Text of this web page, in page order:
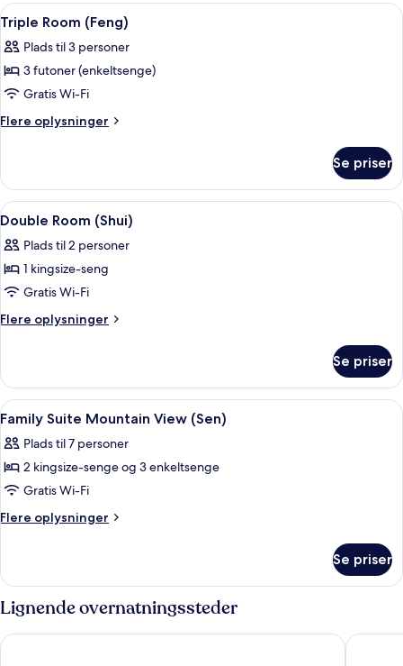
Indlæs
alle
billeder
af
Triple
Room
Dundyner, minibar, pengeskab på
6
Triple Room (Feng)
Plads til 3 personer
3 futoner (enkeltsenge)
Gratis Wi-Fi
Flere oplysninger
Flere
Room
(Feng)
Se priser
Indlæs
alle
billeder
af
Double
Room
Dundyner, minibar, pengeskab på
4
Double Room (Shui)
Plads til 2 personer
1 kingsize-seng
Gratis Wi-Fi
Flere oplysninger
Flere
Room
(Shui)
Se priser
Indlæs
alle
billeder
af
Family
Suite
(Sen)
Et soveværelse med stort vindue, et
3
Family Suite Mountain View (Sen)
Plads til 7 personer
2 kingsize-senge og 3 enkeltsenge
Gratis Wi-Fi
Flere oplysninger
Flere
Suite
View
Se priser
Lignende overnatningssteder
Lihpao Resort - T11T12 Hotel